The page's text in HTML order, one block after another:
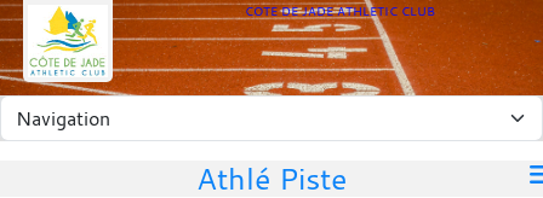
COTE DE JADE ATHLETIC CLUB
Athlé Piste
Panneau de gestion des cookies